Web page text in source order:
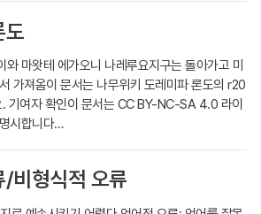
도
마왓테 에가오니 나레루요지구는 돌아가고 미
가져옴이 문서는 나무위키 도레미파 론도의 r20
기여자 확인이 문서는 CC BY-NC-SA 4.0 라이
시합니다…
/비형식적 오류